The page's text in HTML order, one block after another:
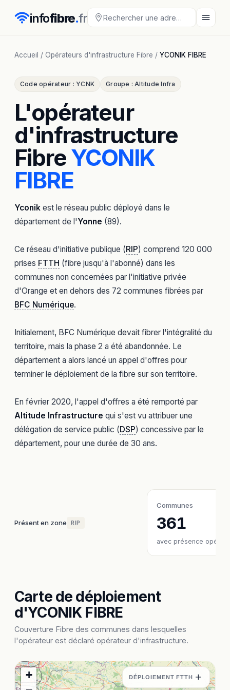
infofibre.fr
Accueil / Opérateurs d'infrastructure Fibre / YCONIK FIBRE
Code opérateur : YCNK Groupe : Altitude Infra
L'opérateur
d'infrastructure
FibreYCONIK
FIBRE
Yconik est le réseau public déployé dans le
département de l'Yonne (89).
Ce réseau d'initiative publique (RIP) comprend 120 000
prises FTTH (fibre jusqu'à l'abonné) dans les
communes non concernées par l'initiative privée
d'Orange et en dehors des 72 communes fibrées par
BFC Numérique.
Initialement, BFC Numérique devait fibrer l'intégralité du
territoire, mais la phase 2 a été abandonnée. Le
département a alors lancé un appel d'offres pour
terminer le déploiement de la fibre sur son territoire.
En février 2020, l'appel d'offres a été remporté par
Altitude Infrastructure qui s'est vu attribuer une
délégation de service public (DSP) concessive par le
département, pour une durée de 30 ans.
Présent en zone RIP
Communes
361
avec présence
Carte de déploiement
d'YCONIK FIBRE
Couverture Fibre des communes dans lesquelles
l'opérateur est déclaré opérateur d'infrastructure.
+
DÉPLOIEMENT FTTH +